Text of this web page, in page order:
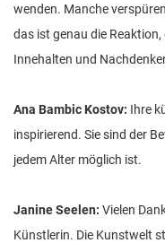
wenden. Manche
das ist genau die
Innehalten und
Ana Bambic Kostov: Ihre
inspirierend. Sie sind der
jedem Alter möglich ist.
Janine Seelen: Vielen
Künstlerin. Die Kunstwelt